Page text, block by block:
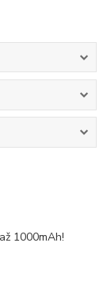
1000mAh!